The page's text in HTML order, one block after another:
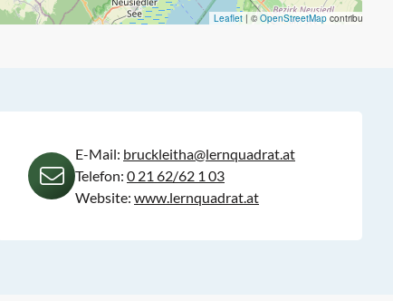
Leaflet | ©OpenStreetMap contributors
E-Mail: bruckleitha@lernquadrat.at
Telefon: 0 21 62/62 1 03
Website: www.lernquadrat.at